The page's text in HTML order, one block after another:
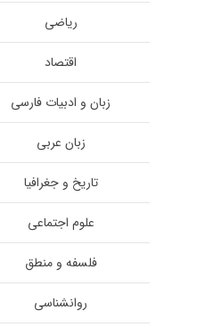
ریاضی
اقتصاد
زبان و ادبیات فارسی
زبان عربی
تاریخ و جغرافیا
علوم اجتماعی
فلسفه و منطق
روانشناسی